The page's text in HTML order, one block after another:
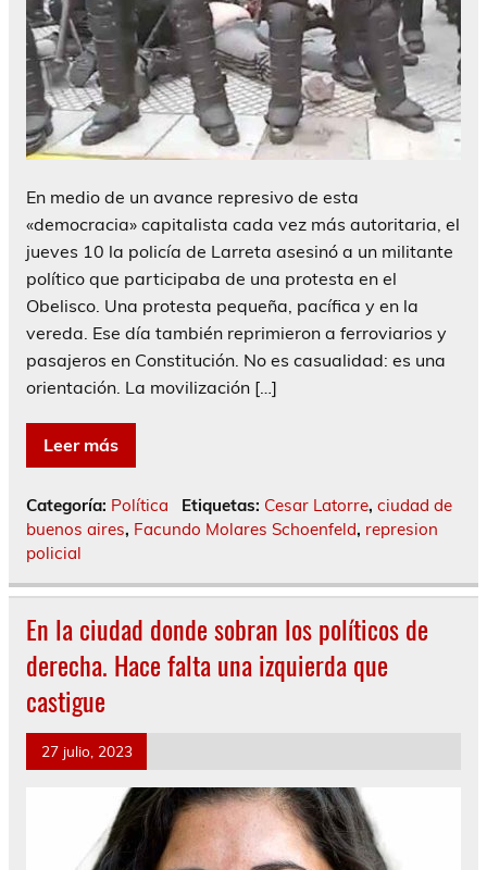
En medio de un avance represivo de esta
«democracia» capitalista cada vez más autoritaria, el
jueves 10 la policía de Larreta asesinó a un militante
político que participaba de una protesta en el
Obelisco. Una protesta pequeña, pacífica y en la
vereda. Ese día también reprimieron a ferroviarios y
pasajeros en Constitución. No es casualidad: es una
orientación. La movilización […]
Leer más
Categoría: Política Etiquetas: Cesar Latorre, ciudad de
buenos aires, Facundo Molares Schoenfeld, represion
policial
En la ciudad donde sobran los políticos de
derecha. Hace falta una izquierda que
castigue
27 julio, 2023